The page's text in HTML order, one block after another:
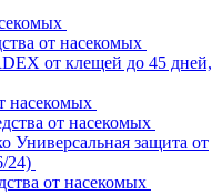
от насекомых
от клещей до 45 дней,
насекомых
от насекомых
Универсальная защита от
24)
от насекомых